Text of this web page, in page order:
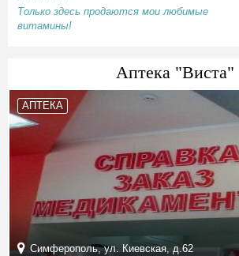
Только здесь продаются мои любимые
витамины!
Аптека "Виста"
АПТЕКА
Симферополь, ул. Киевская, д.62